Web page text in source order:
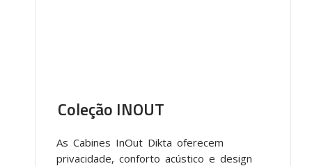
Coleção INOUT
As Cabines InOut Dikta oferecem
privacidade, conforto acústico e design